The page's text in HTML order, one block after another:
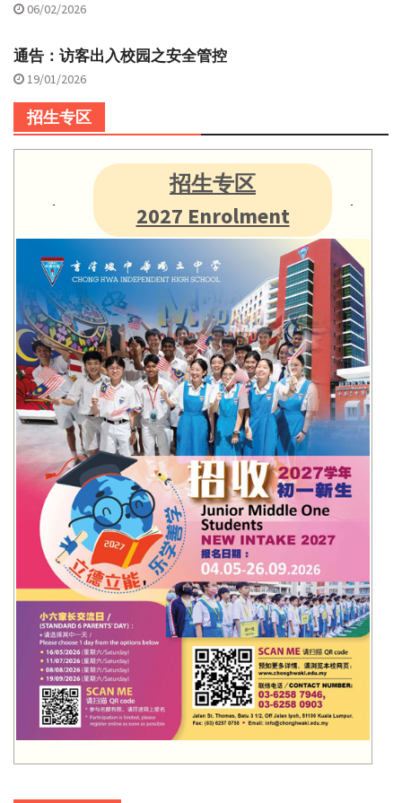
06/02/2026
通告：访客出入校园之安全管控
19/01/2026
招生专区
招生专区
2027 Enrolment